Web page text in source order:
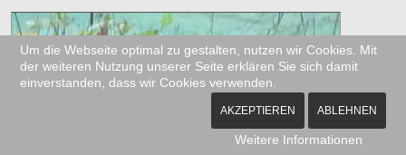
Um die Webseite optimal zu gestalten, nutzen wir Cookies. Mit
der weiteren Nutzung unserer Seite erklären Sie sich damit
einverstanden, dass wir Cookies verwenden.
AKZEPTIEREN ABLEHNEN
Weitere Informationen